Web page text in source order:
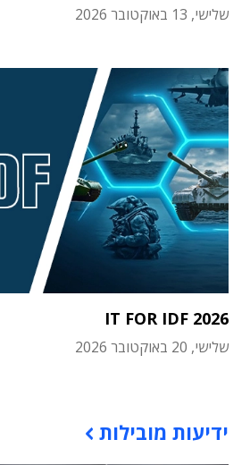
שלישי, 13 באוקטובר 2026
IT FOR IDF 2026
שלישי, 20 באוקטובר 2026
ידיעות מובילות